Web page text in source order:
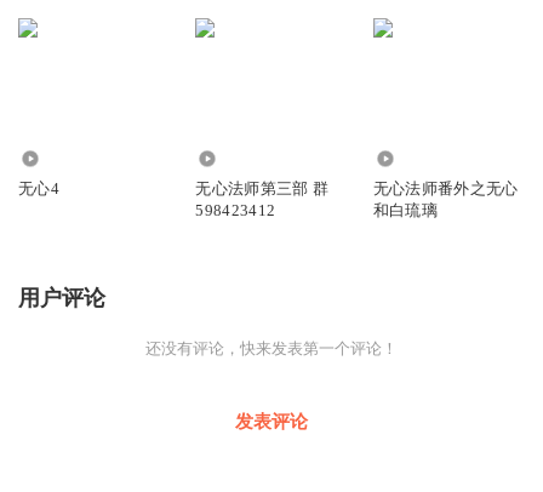
无心4
无心法师第三部 群
598423412
无心法师番外之无心
和白琉璃
用户评论
还没有评论，快来发表第一个评论！
发表评论